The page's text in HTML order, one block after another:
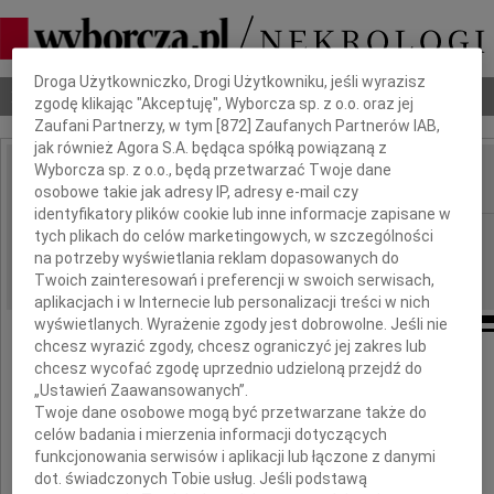
Nekrologi Odeszli Poradnik pogrzebowy
IMIĘ I NAZWISKO:
REGION: Łódź
DATA EMISJI: 07.08.2010
Wyrazy głębokiego żalu i współczucia
Żony
Dbamy o Twoją prywatność
Droga Użytkowniczko, Drogi Użytkowniku, jeśli wyrazisz
zgodę klikając "Akceptuję", Wyborcza sp. z o.o. oraz jej
Zaufani Partnerzy, w tym [872 ] Zaufanych Partnerów IAB,
jak również Agora S.A. będąca spółką powiązaną z
Wyborcza sp. z o.o., będą przetwarzać Twoje dane
osobowe takie jak adresy IP, adresy e-mail czy
identyfikatory plików cookie lub inne informacje zapisane w
tych plikach do celów marketingowych, w szczególności
na potrzeby wyświetlania reklam dopasowanych do
Twoich zainteresowań i preferencji w swoich serwisach,
aplikacjach i w Internecie lub personalizacji treści w nich
wyświetlanych. Wyrażenie zgody jest dobrowolne. Jeśli nie
chcesz wyrazić zgody, chcesz ograniczyć jej zakres lub
chcesz wycofać zgodę uprzednio udzieloną przejdź do
„Ustawień Zaawansowanych”.
Twoje dane osobowe mogą być przetwarzane także do
celów badania i mierzenia informacji dotyczących
funkcjonowania serwisów i aplikacji lub łączone z danymi
dot. świadczonych Tobie usług. Jeśli podstawą